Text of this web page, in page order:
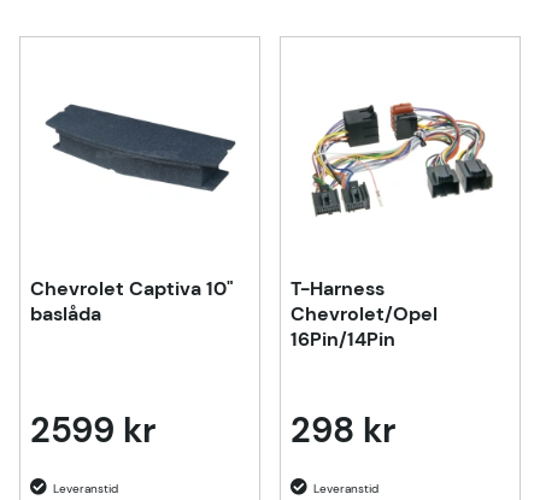
Chevrolet Captiva 10"
baslåda
2599 kr
T-Harness
Chevrolet/Opel
16Pin/14Pin
298 kr